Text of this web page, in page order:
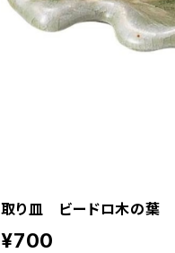
取り皿 ビードロ木の葉
¥700